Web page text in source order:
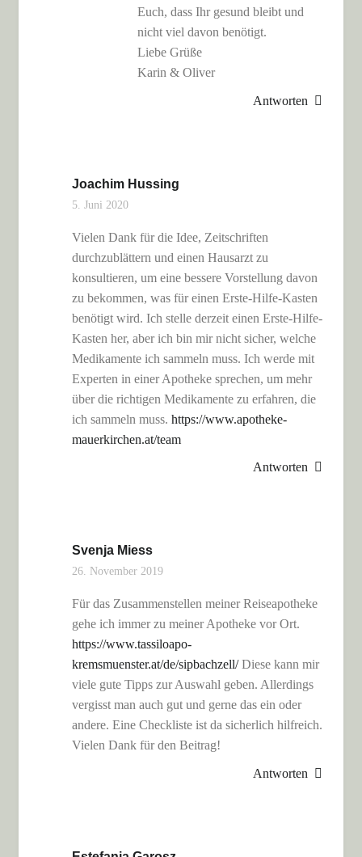
Euch, dass Ihr gesund bleibt und
nicht viel davon benötigt.
Liebe Grüße
Karin & Oliver
Antworten
Joachim Hussing
5. Juni 2020
Vielen Dank für die Idee, Zeitschriften
durchzublättern und einen Hausarzt zu
konsultieren, um eine bessere Vorstellung davon
zu bekommen, was für einen Erste-Hilfe-Kasten
benötigt wird. Ich stelle derzeit einen Erste-Hilfe-
Kasten her, aber ich bin mir nicht sicher, welche
Medikamente ich sammeln muss. Ich werde mit
Experten in einer Apotheke sprechen, um mehr
über die richtigen Medikamente zu erfahren, die
ich sammeln muss.https://www.apotheke-
mauerkirchen.at/team
Antworten
Svenja Miess
26. November 2019
Für das Zusammenstellen meiner Reiseapotheke
gehe ich immer zu meiner Apotheke vor Ort.
https://www.tassiloapo-
kremsmuenster.at/de/sipbachzell/Diese kann mir
viele gute Tipps zur Auswahl geben. Allerdings
vergisst man auch gut und gerne das ein oder
andere. Eine Checkliste ist da sicherlich hilfreich.
Vielen Dank für den Beitrag!
Antworten